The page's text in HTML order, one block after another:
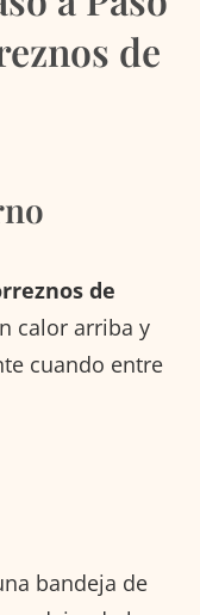
de
de
calor arriba y
cuando entre
bandeja de